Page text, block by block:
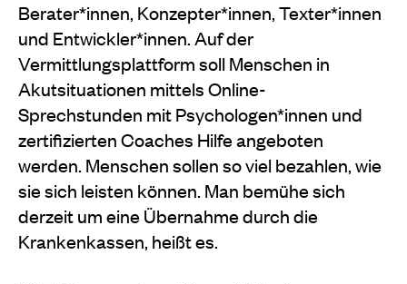
Berater*innen, Konzepter*innen, Texter*innen
und Entwickler*innen. Auf der
Vermittlungsplattform soll Menschen in
Akutsituationen mittels Online-
Sprechstunden mit Psychologen*innen und
zertifizierten Coaches Hilfe angeboten
werden. Menschen sollen so viel bezahlen, wie
sie sich leisten können. Man bemühe sich
derzeit um eine Übernahme durch die
Krankenkassen, heißt es.